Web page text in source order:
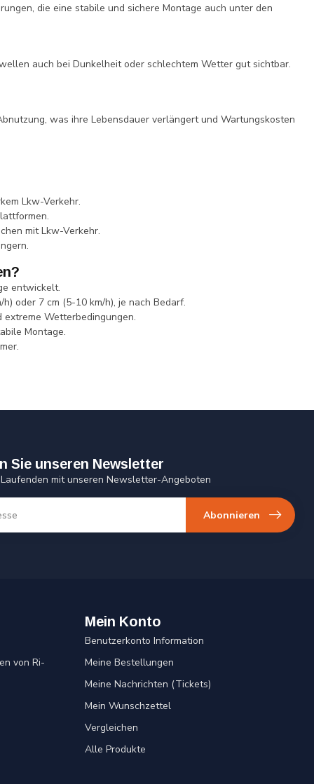
die eine stabile und sichere Montage auch unter den
auch bei Dunkelheit oder schlechtem Wetter gut sichtbar.
was ihre Lebensdauer verlängert und Wartungskosten
Lkw-Verkehr.
mit Lkw-Verkehr.
entwickelt.
oder 7 cm (5-10 km/h), je nach Bedarf.
Wetterbedingungen.
Montage.
Sie unseren Newsletter
mit unseren Newsletter-Angeboten
Abonnieren
von Ri-
Mein Konto
Benutzerkonto Information
Meine Bestellungen
Meine Nachrichten (Tickets)
Mein Wunschzettel
Vergleichen
Alle Produkte